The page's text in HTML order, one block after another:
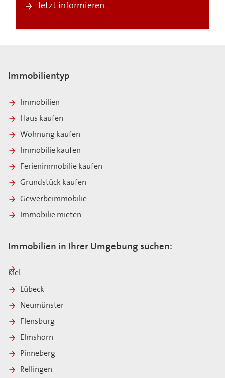
Jetzt informieren
Immobilientyp
Immobilien
Haus kaufen
Wohnung kaufen
Immobilie kaufen
Ferienimmobilie kaufen
Grundstück kaufen
Gewerbeimmobilie
Immobilie mieten
Immobilien in Ihrer Umgebung suchen:
Kiel
Lübeck
Neumünster
Flensburg
Elmshorn
Pinneberg
Rellingen